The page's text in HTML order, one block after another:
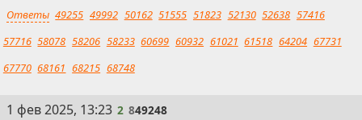
Ответы 49255 49992 50162 51555 51823 52130 52638 57416
57716 58078 58206 58233 60699 60932 61021 61518 64204 67731
67770 68161 68215 68748
2
1 фев 2025, 13:23 2 849248